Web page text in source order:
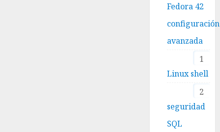
Fedora 42
configuración
avanzada
1
Linux shell
2
seguridad
SQL